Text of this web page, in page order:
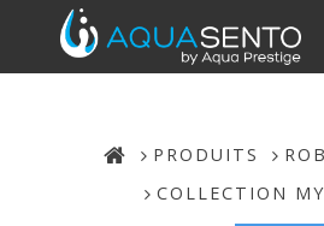
PRODUITS
COLLECTION